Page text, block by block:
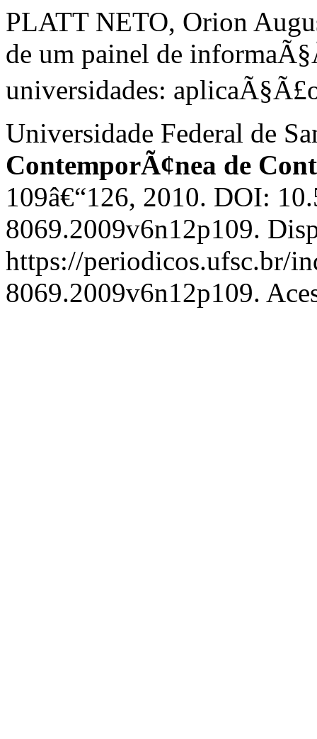
PLATT NETO, Orion
de um painel de
universidades:
Universidade Federal de
ContemporÃ¢nea de
109â€“126, 2010. DOI:
8069.2009v6n12p109.
https://periodicos.ufsc.br/
8069.2009v6n12p109.